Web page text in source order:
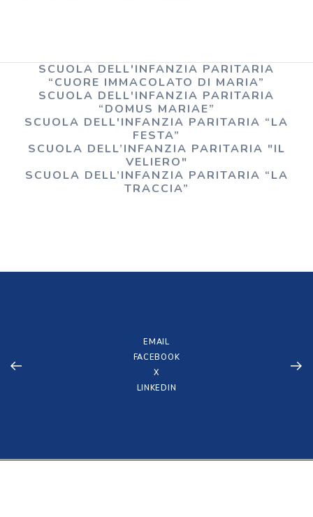
SCUOLA DELL'INFANZIA PARITARIA
“CUORE IMMACOLATO DI MARIA”
SCUOLA DELL'INFANZIA PARITARIA
“DOMUS MARIAE”
SCUOLA DELL'INFANZIA PARITARIA “LA
FESTA”
SCUOLA DELL’INFANZIA PARITARIA "IL
VELIERO"
SCUOLA DELL’INFANZIA PARITARIA “LA
TRACCIA”
EMAIL
FACEBOOK
X
LINKEDIN